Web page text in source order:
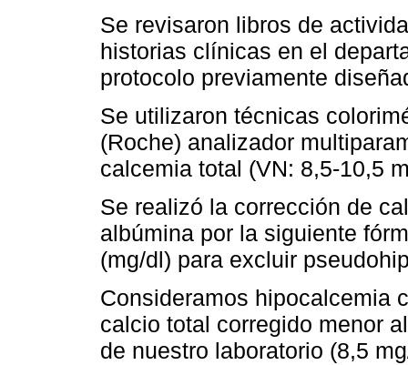
Se revisaron libros de
historias clínicas en el
protocolo previamente
Se utilizaron técnicas
(Roche) analizador
calcemia total (VN: 8,5-10,5
Se realizó la corrección de
albúmina por la siguiente
(mg/dl) para excluir
Consideramos hipocalcemia
calcio total corregido menor
de nuestro laboratorio (8,5